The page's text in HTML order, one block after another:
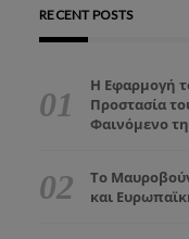
RECENT POSTS
Η Εφαρμογή
Προστασία
Φαινόμενο
Το
και